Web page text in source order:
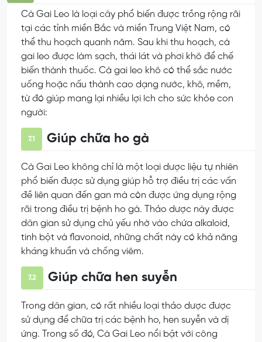
Cà Gai Leo là loại cây phổ biến được trồng rộng rãi
tại các tỉnh miền Bắc và miền Trung Việt Nam, có
thể thu hoạch quanh năm. Sau khi thu hoạch, cà
gai leo được làm sạch, thái lát và phơi khô để chế
biến thành thuốc. Cà gai leo khô có thể sắc nước
uống hoặc nấu thành cao dạng nước, khô, mềm,
từ đó giúp mang lại nhiều lợi ích cho sức khỏe con
người:
7.1 Giúp chữa ho gà
Cà Gai Leo không chỉ là một loại dược liệu tự nhiên
phổ biến được sử dụng giúp hỗ trợ điều trị các vấn
đề liên quan đến gan mà còn được ứng dụng rộng
rãi trong điều trị bệnh ho gà. Thảo dược này được
dân gian sử dụng chủ yếu nhờ vào chứa alkaloid,
tinh bột và flavonoid, những chất này có khả năng
kháng khuẩn và chống viêm.
7.2 Giúp chữa hen suyễn
Trong dân gian, có rất nhiều loại thảo dược được
sử dụng để chữa trị các bệnh ho, hen suyễn và dị
ứng. Trong số đó, Cà Gai Leo nổi bật với công